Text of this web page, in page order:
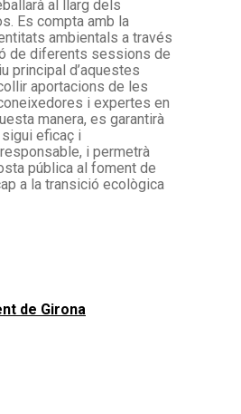
al llarg dels
Es compta amb la
ambientals a través
de diferents sessions de
principal d’aquestes
aportacions de les
i expertes en
manera, es garantirà
eficaç i
i permetrà
pública al foment de
a la transició ecològica
de Girona